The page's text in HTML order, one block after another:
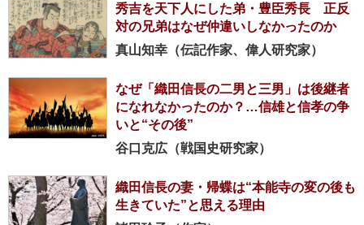
秀吉を天下人にした弟・豊臣秀長 正反
対の兄弟はなぜ仲違いしなかったのか
真山知幸（伝記作家、偉人研究家）
なぜ「織田信長の二男と三男」は後継者
になれなかったのか？…信雄と信孝の争
いと“その後”
谷口克広（戦国史研究家）
織田信長の妻・帰蝶は“本能寺の変の後も
生きていた”と思える理由